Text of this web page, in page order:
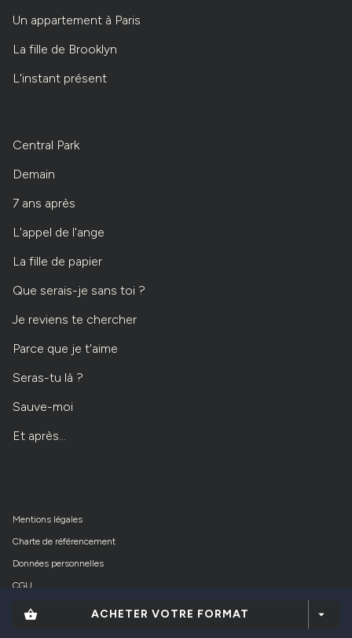
shopping_basket ACHETER VOTRE FORMAT arrow_drop_down
Un appartement à Paris
La fille de Brooklyn
L'instant présent
Central Park
Demain
7 ans après
L'appel de l'ange
La fille de papier
Que serais-je sans toi ?
Je reviens te chercher
Parce que je t'aime
Seras-tu là ?
Sauve-moi
Et après...
Mentions légales
Charte de référencement
Données personnelles
CGU
Paramétrer vos cookies